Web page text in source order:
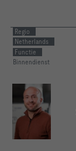
Regio
Netherlands
Functie
Binnendienst